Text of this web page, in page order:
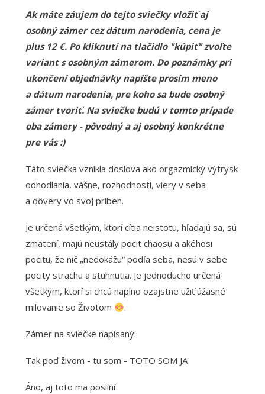
Ak máte záujem do tejto sviečky vložiť aj
osobný zámer cez dátum narodenia, cena je
plus 12 €. Po kliknutí na tlačidlo "kúpiť" zvoľte
variant s osobným zámerom. Do poznámky pri
ukončení objednávky napíšte prosím meno
a dátum narodenia, pre koho sa bude osobný
zámer tvoriť. Na sviečke budú v tomto prípade
oba zámery - pôvodný a aj osobný konkrétne
pre vás :)
Táto sviečka vznikla doslova ako orgazmický výtrysk
odhodlania, vášne, rozhodnosti, viery v seba
a dôvery vo svoj príbeh.
Je určená všetkým, ktorí cítia neistotu, hľadajú sa, sú
zmätení, majú neustály pocit chaosu a akéhosi
pocitu, že nič „nedokážu“ podľa seba, nesú v sebe
pocity strachu a stuhnutia. Je jednoducho určená
všetkým, ktorí si chcú naplno ozajstne užiť úžasné
milovanie so Životom
.
Zámer na sviečke napísaný:
Tak poď živom - tu som - TOTO SOM JA
Áno, aj toto ma posilní